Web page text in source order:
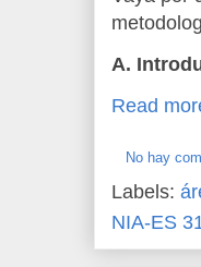
A.
Read
No hay
Labels:
NIA-ES